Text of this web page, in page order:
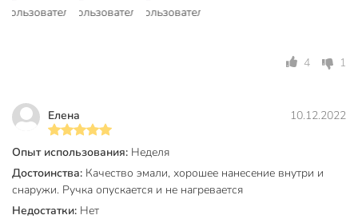
Объем, л
Бренд
завод
Страна производства
4 1
Елена 10.12.2022
Опыт использования: Неделя
Достоинства: Качество эмали, хорошее нанесение внутри и
снаружи. Ручка опускается и не нагревается
Недостатки: Нет